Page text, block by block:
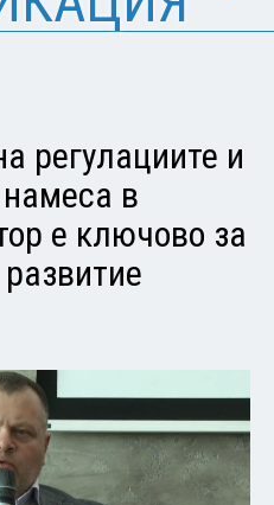
регулациите и
в
е ключово за